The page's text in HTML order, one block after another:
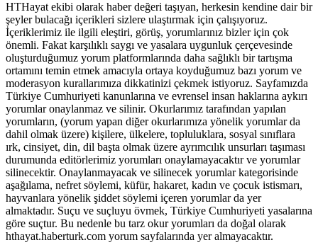
HTHayat ekibi olarak haber değeri taşıyan, herkesin kendine dair bir
şeyler bulacağı içerikleri sizlere ulaştırmak için çalışıyoruz.
İçeriklerimiz ile ilgili eleştiri, görüş, yorumlarınız bizler için çok
önemli. Fakat karşılıklı saygı ve yasalara uygunluk çerçevesinde
oluşturduğumuz yorum platformlarında daha sağlıklı bir tartışma
ortamını temin etmek amacıyla ortaya koyduğumuz bazı yorum ve
moderasyon kurallarımıza dikkatinizi çekmek istiyoruz. Sayfamızda
Türkiye Cumhuriyeti kanunlarına ve evrensel insan haklarına aykırı
yorumlar onaylanmaz ve silinir. Okurlarımız tarafından yapılan
yorumların, (yorum yapan diğer okurlarımıza yönelik yorumlar da
dahil olmak üzere) kişilere, ülkelere, topluluklara, sosyal sınıflara
ırk, cinsiyet, din, dil başta olmak üzere ayrımcılık unsurları taşıması
durumunda editörlerimiz yorumları onaylamayacaktır ve yorumlar
silinecektir. Onaylanmayacak ve silinecek yorumlar kategorisinde
aşağılama, nefret söylemi, küfür, hakaret, kadın ve çocuk istismarı,
hayvanlara yönelik şiddet söylemi içeren yorumlar da yer
almaktadır. Suçu ve suçluyu övmek, Türkiye Cumhuriyeti yasalarına
göre suçtur. Bu nedenle bu tarz okur yorumları da doğal olarak
hthayat.haberturk.com yorum sayfalarında yer almayacaktır.